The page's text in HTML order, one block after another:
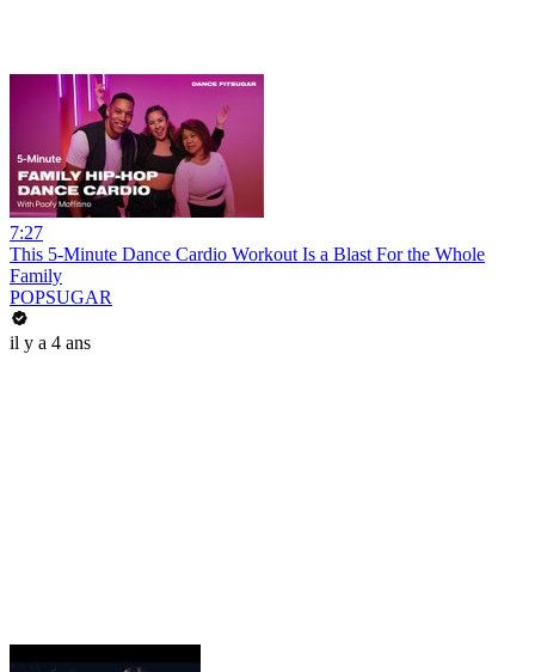
7:27
This 5-Minute Dance Cardio Workout Is a Blast For the Whole
Family
POPSUGAR
il y a 4 ans